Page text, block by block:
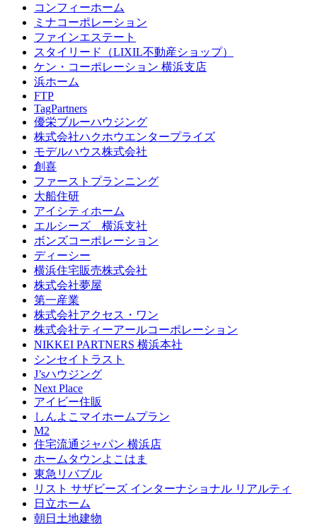
コンフィーホーム
ミナコーポレーション
ファインエステート
スタイリード（LIXIL不動産ショップ）
ケン・コーポレーション 横浜支店
浜ホーム
FTP
TagPartners
優栄ブルーハウジング
株式会社ハクホウエンタープライズ
モデルハウス株式会社
創喜
ファーストプランニング
大船住研
アイシティホーム
エルシーズ 横浜支社
ボンズコーポレーション
ディーシー
横浜住宅販売株式会社
株式会社夢屋
第一産業
株式会社アクセス・ワン
株式会社ティーアールコーポレーション
NIKKEI PARTNERS 横浜本社
シンセイトラスト
J’sハウジング
Next Place
アイビー住販
しんよこマイホームプラン
M2
住宅流通ジャパン 横浜店
ホームタウンよこはま
東急リバブル
リスト サザビーズ インターナショナル リアルティ
日立ホーム
朝日土地建物